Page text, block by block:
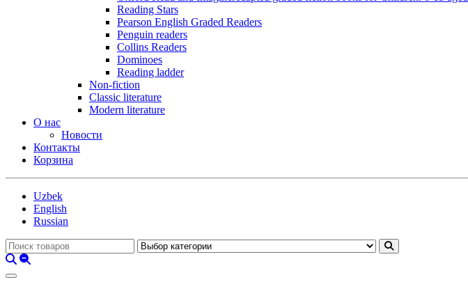
Reading Stars
Pearson English Graded Readers
Penguin readers
Collins Readers
Dominoes
Reading ladder
Non-fiction
Classic literature
Modern literature
О нас
Новости
Контакты
Корзина
Uzbek
English
Russian